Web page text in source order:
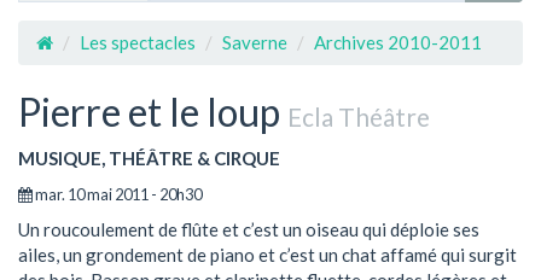
Les spectacles Saverne Archives 2010-2011
Pierre et le loup Ecla Théâtre
MUSIQUE, THÉÂTRE & CIRQUE
mar. 10 mai 2011 - 20h30
Un roucoulement de flûte et c’est un oiseau qui déploie ses
ailes, un grondement de piano et c’est un chat affamé qui surgit